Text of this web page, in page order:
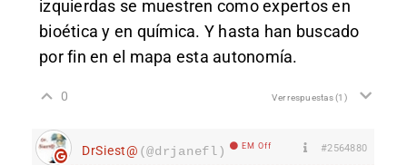
izquierdas se muestren como expertos en
bioética y en química. Y hasta han buscado
por fin en el mapa esta autonomía.
0 Ver respuestas(1)
DrSiest@ (@drjanefl) EM Off #2564880